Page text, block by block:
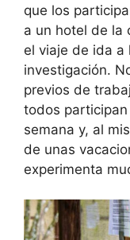
que los
a un hotel de la
el viaje de ida a
investigación.
previos de
todos
semana y, al
de unas
experimenta